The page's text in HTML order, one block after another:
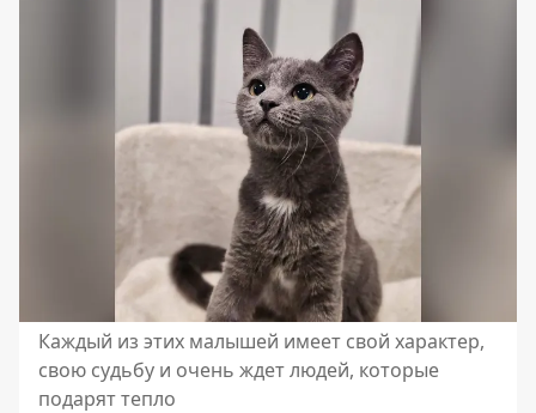
Каждый из этих малышей имеет свой характер,
свою судьбу и очень ждет людей, которые
подарят тепло